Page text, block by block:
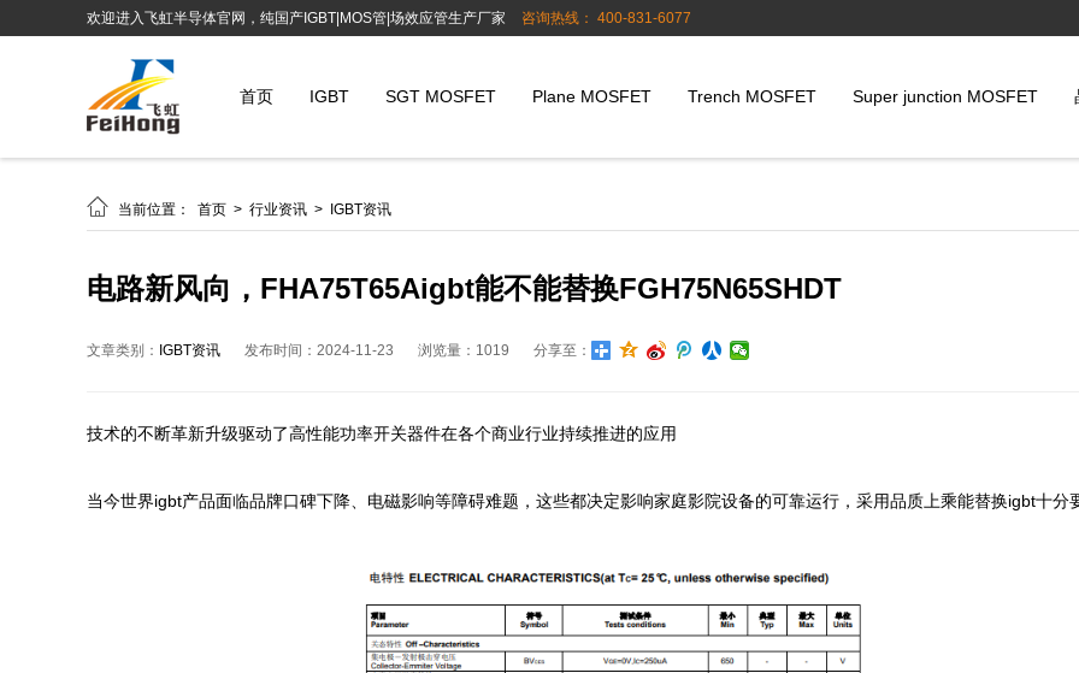
欢迎进入飞虹半导体官网，纯国产IGBT|MOS管|场效应管生产厂家 咨询热线： 400-831-6077
首页 IGBT SGT MOSFET Plane MOSFET Trench MOSFET Super junction MOSFET
 当前位置： 首页 > 行业资讯 > IGBT资讯
电路新风向，FHA75T65Aigbt能不能替换FGH75N65SHDT
文章类别： IGBT资讯 发布时间：2024-11-23 浏览量：1019 分享至：
技术的不断革新升级驱动了高性能功率开关器件在各个商业行业持续推进的应用
当今世界igbt产品面临品牌口碑下降、电磁影响等障碍难题，这些都决定影响家庭影院设备的可靠运行，采用品质上乘能替换igbt十分